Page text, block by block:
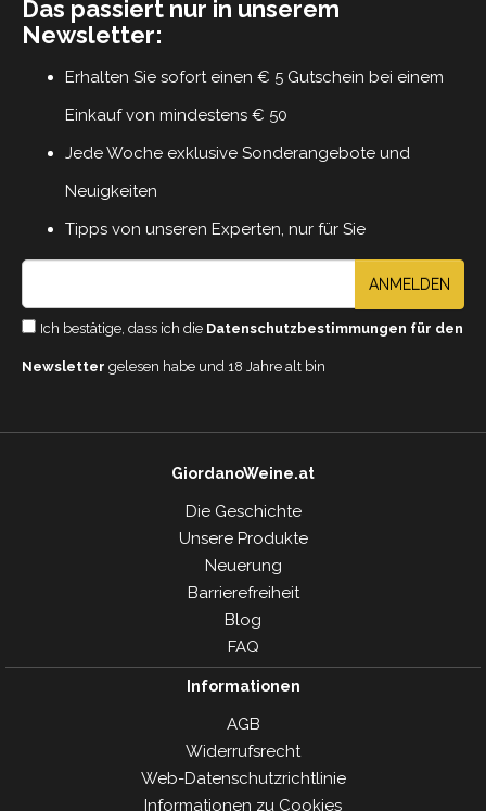
Das passiert nur in unserem
Newsletter:
Erhalten Sie sofort einen € 5 Gutschein bei einem
Einkauf von mindestens € 50
Jede Woche exklusive Sonderangebote und
Neuigkeiten
Tipps von unseren Experten, nur für Sie
ANMELDEN
Ich bestätige, dass ich die Datenschutzbestimmungen für den
Newsletter gelesen habe und 18 Jahre alt bin
GiordanoWeine.at
Die Geschichte
Unsere Produkte
Neuerung
Barrierefreiheit
Blog
FAQ
Informationen
AGB
Widerrufsrecht
Web-Datenschutzrichtlinie
Informationen zu Cookies